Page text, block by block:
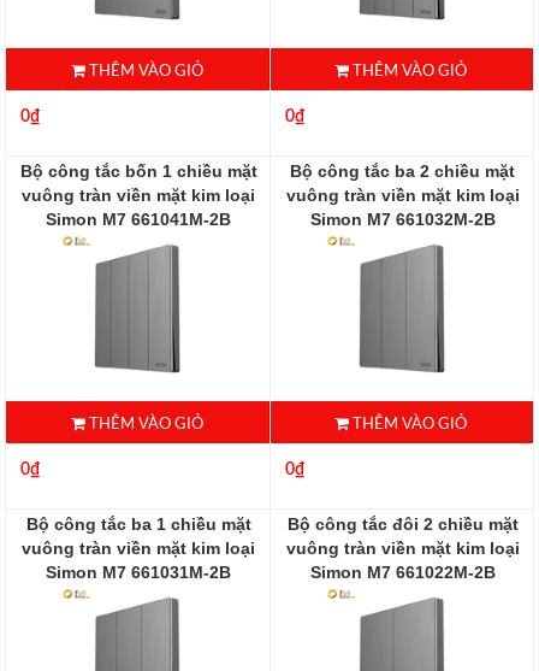
THÊM VÀO GIỎ
0₫
THÊM VÀO GIỎ
0₫
Bộ công tắc bốn 1 chiều mặt
vuông tràn viền mặt kim loại
Simon M7 661041M-2B
THÊM VÀO GIỎ
0₫
Bộ công tắc ba 2 chiều mặt
vuông tràn viền mặt kim loại
Simon M7 661032M-2B
661032M-2B
THÊM VÀO GIỎ
0₫
Bộ công tắc ba 1 chiều mặt
vuông tràn viền mặt kim loại
Simon M7 661031M-2B
661031-2B
Bộ công tắc đôi 2 chiều mặt
vuông tràn viền mặt kim loại
Simon M7 661022M-2B
661022M-2B